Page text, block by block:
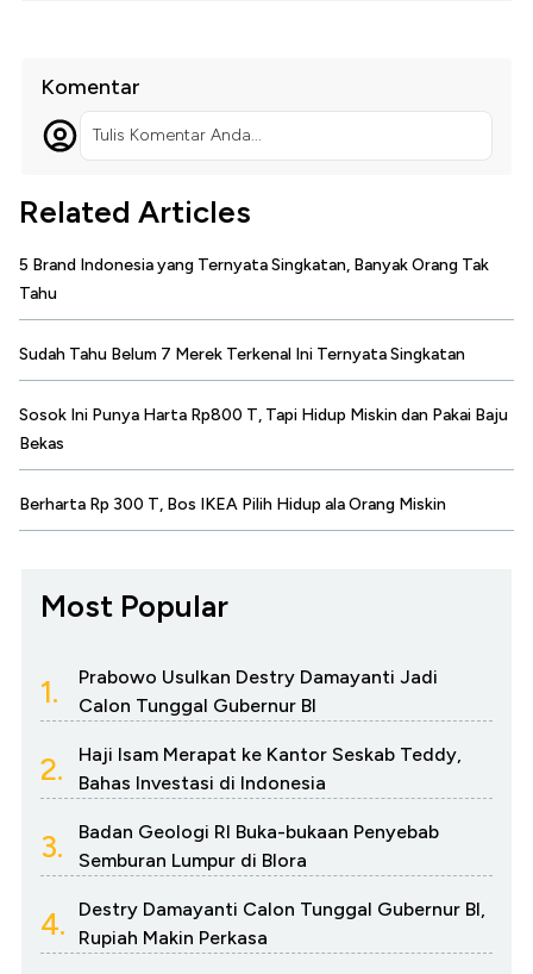
Komentar
Tulis Komentar Anda...
Related Articles
5 Brand Indonesia yang Ternyata Singkatan, Banyak Orang Tak
Tahu
Sudah Tahu Belum 7 Merek Terkenal Ini Ternyata Singkatan
Sosok Ini Punya Harta Rp800 T, Tapi Hidup Miskin dan Pakai Baju
Bekas
Berharta Rp 300 T, Bos IKEA Pilih Hidup ala Orang Miskin
Most Popular
1.
Prabowo Usulkan Destry Damayanti Jadi
Calon Tunggal Gubernur BI
2.
Haji Isam Merapat ke Kantor Seskab Teddy,
Bahas Investasi di Indonesia
3.
Badan Geologi RI Buka-bukaan Penyebab
Semburan Lumpur di Blora
4.
Destry Damayanti Calon Tunggal Gubernur BI,
Rupiah Makin Perkasa